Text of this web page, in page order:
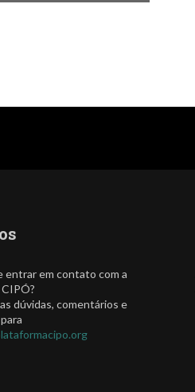
entrar em contato com a
dúvidas, comentários e